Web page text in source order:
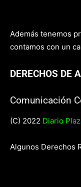
Además tenemos
contamos con un
DERECHOS DE
Comunicación
(C) 2022 Diario
Algunos Derechos